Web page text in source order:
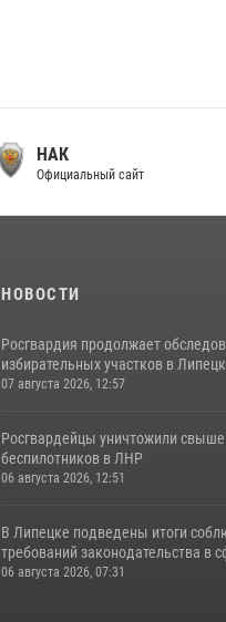
НАК
Официальный сайт
НОВОСТИ
Росгвардия продолжает
избирательных участков в
07 августа 2026, 12:57
Росгвардейцы уничтожили свыше
беспилотников в ЛНР
06 августа 2026, 12:51
В Липецке подведены итоги
требований законодательства в
06 августа 2026, 07:31